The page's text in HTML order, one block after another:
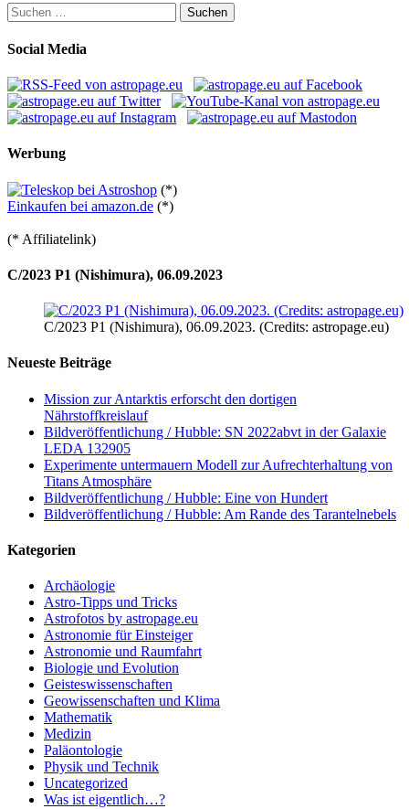
Suchen
nach:
Social Media
Werbung
(*)
Einkaufen bei amazon.de (*)
(* Affiliatelink)
C/2023 P1 (Nishimura), 06.09.2023
C/2023 P1 (Nishimura), 06.09.2023. (Credits: astropage.eu)
Neueste Beiträge
Mission zur Antarktis erforscht den dortigen
Nährstoffkreislauf
Bildveröffentlichung / Hubble: SN 2022abvt in der Galaxie
LEDA 132905
Experimente untermauern Modell zur Aufrechterhaltung von
Titans Atmosphäre
Bildveröffentlichung / Hubble: Eine von Hundert
Bildveröffentlichung / Hubble: Am Rande des Tarantelnebels
Kategorien
Archäologie
Astro-Tipps und Tricks
Astrofotos by astropage.eu
Astronomie für Einsteiger
Astronomie und Raumfahrt
Biologie und Evolution
Geisteswissenschaften
Geowissenschaften und Klima
Mathematik
Medizin
Paläontologie
Physik und Technik
Uncategorized
Was ist eigentlich…?